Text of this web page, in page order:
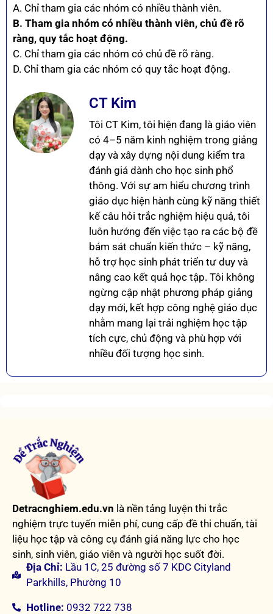
A. Chỉ tham gia các nhóm có nhiều thành viên.
B. Tham gia nhóm có nhiều thành viên, chủ đề rõ
ràng, quy tắc hoạt động.
C. Chỉ tham gia các nhóm có chủ đề rõ ràng.
D. Chỉ tham gia các nhóm có quy tắc hoạt động.
CT Kim
Tôi CT Kim, tôi hiện đang là giáo viên
có 4–5 năm kinh nghiệm trong giảng
dạy và xây dựng nội dung kiểm tra
đánh giá dành cho học sinh phổ
thông. Với sự am hiểu chương trình
giáo dục hiện hành cùng kỹ năng thiết
kế câu hỏi trắc nghiệm hiệu quả, tôi
luôn hướng đến việc tạo ra các bộ đề
bám sát chuẩn kiến thức – kỹ năng,
hỗ trợ học sinh phát triển tư duy và
nâng cao kết quả học tập. Tôi không
ngừng cập nhật phương pháp giảng
dạy mới, kết hợp công nghệ giáo dục
nhằm mang lại trải nghiệm học tập
tích cực, chủ động và phù hợp với
nhiều đối tượng học sinh.
Detracnghiem.edu.vn là nền tảng luyện thi trắc
nghiệm trực tuyến miễn phí, cung cấp đề thi chuẩn, tài
liệu học tập và công cụ đánh giá năng lực cho học
sinh, sinh viên, giáo viên và người học suốt đời.
Địa Chỉ: Lầu 1C, 25 đường số 7 KDC Cityland
Parkhills, Phường 10
Hotline: 0932 722 738